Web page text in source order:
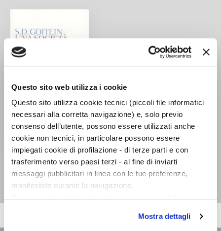
Questo sito web utilizza i cookie
Questo sito utilizza cookie tecnici (piccoli file informatici
necessari alla corretta navigazione) e, solo previo
consenso dell’utente, possono essere utilizzati anche
cookie non tecnici, in particolare possono essere
impiegati cookie di profilazione - di terze parti e con
trasferimento verso paesi terzi - al fine di inviarti
messaggi pubblicitari in linea con le tue preferenze,
manifestate durante la navigazione.
scelte privacy sui cookie, ti invitiamo a prendere visione
Mostra dettagli
Una società
mediterranea
S. D. Goitein